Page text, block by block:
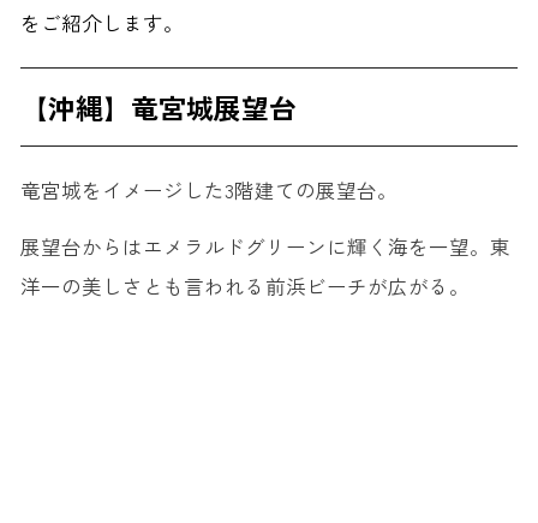
をご紹介します。
【沖縄】竜宮城展望台
竜宮城をイメージした3階建ての展望台。
展望台からはエメラルドグリーンに輝く海を一望。東
洋一の美しさとも言われる前浜ビーチが広がる。